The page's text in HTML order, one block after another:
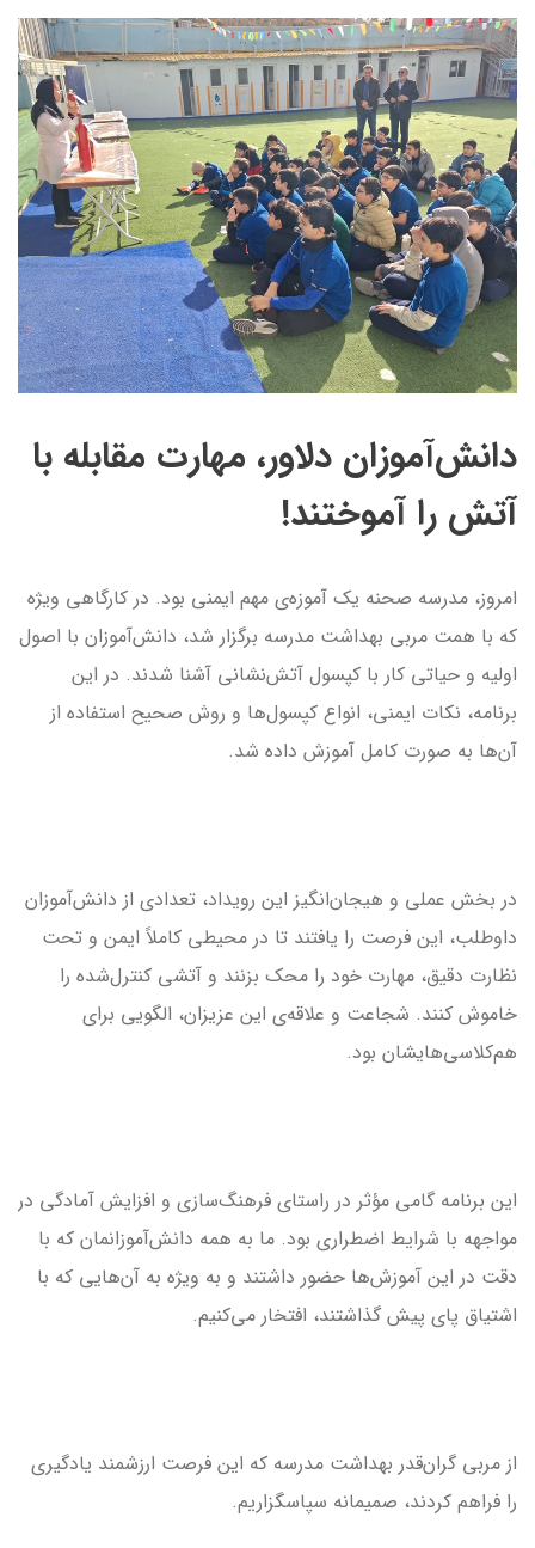
دانش‌آموزان دلاور، مهارت مقابله با
آتش را آموختند!
امروز، مدرسه صحنه یک آموزه‌ی مهم ایمنی بود. در کارگاهی ویژه
که با همت مربی بهداشت مدرسه برگزار شد، دانش‌آموزان با اصول
اولیه و حیاتی کار با کپسول آتش‌نشانی آشنا شدند. در این
برنامه، نکات ایمنی، انواع کپسول‌ها و روش صحیح استفاده از
آن‌ها به صورت کامل آموزش داده شد.
در بخش عملی و هیجان‌انگیز این رویداد، تعدادی از دانش‌آموزان
داوطلب، این فرصت را یافتند تا در محیطی کاملاً ایمن و تحت
نظارت دقیق، مهارت خود را محک بزنند و آتشی کنترل‌شده را
خاموش کنند. شجاعت و علاقه‌ی این عزیزان، الگویی برای
هم‌کلاسی‌هایشان بود.
این برنامه گامی مؤثر در راستای فرهنگ‌سازی و افزایش آمادگی در
مواجهه با شرایط اضطراری بود. ما به همه دانش‌آموزانمان که با
دقت در این آموزش‌ها حضور داشتند و به ویژه به آن‌هایی که با
اشتیاق پای پیش گذاشتند، افتخار می‌کنیم.
از مربی گران‌قدر بهداشت مدرسه که این فرصت ارزشمند یادگیری
را فراهم کردند، صمیمانه سپاسگزاریم.